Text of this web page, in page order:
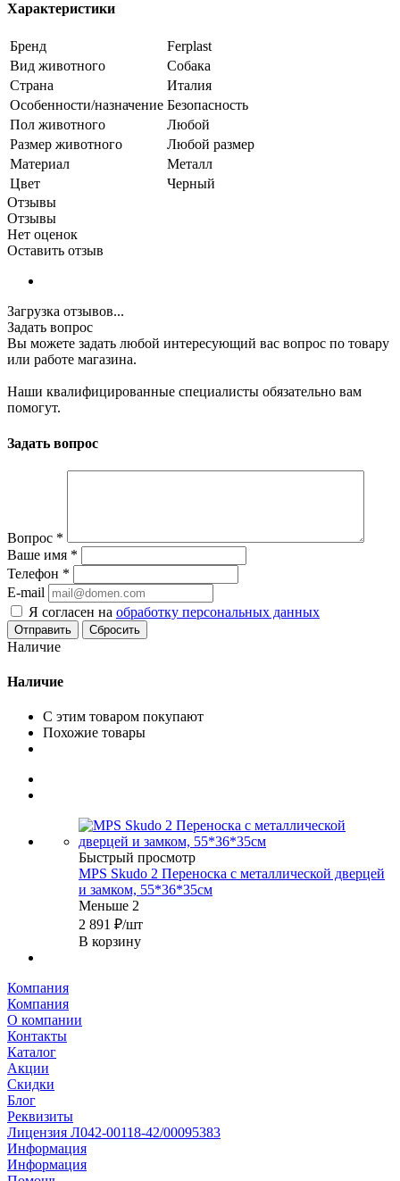
Характеристики
Бренд
Ferplast
Вид животного
Собака
Страна
Италия
Особенности/назначение Безопасность
Пол животного
Любой
Размер животного
Любой размер
Материал
Металл
Цвет
Черный
Отзывы
Отзывы
Нет оценок
Оставить отзыв
Загрузка отзывов...
Задать вопрос
Вы можете задать любой интересующий вас вопрос по товару
или работе магазина.
Наши квалифицированные специалисты обязательно вам
помогут.
Задать вопрос
Вопрос *
Ваше имя *
Телефон *
E-mail
Я согласен на обработку персональных данных
Сбросить
Наличие
Наличие
С этим товаром покупают
Похожие товары
Быстрый просмотр
MPS Skudo 2 Переноска с металлической дверцей
и замком, 55*36*35см
Меньше 2
2 891 ₽/шт
В корзину
Компания
Компания
О компании
Контакты
Каталог
Акции
Скидки
Блог
Реквизиты
Лицензия Л042-00118-42/00095383
Информация
Информация